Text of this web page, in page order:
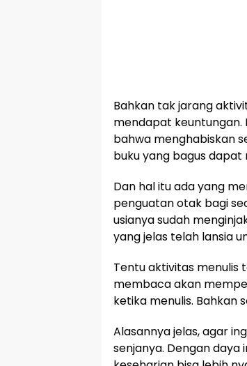
Bahkan tak jarang
mendapat keuntungan.
bahwa menghabiskan
buku yang bagus
Dan hal itu ada yang
penguatan otak bagi
usianya sudah
yang jelas telah lansia
Tentu aktivitas menulis
membaca akan
ketika menulis. Bahkan
Alasannya jelas, agar
senjanya. Dengan